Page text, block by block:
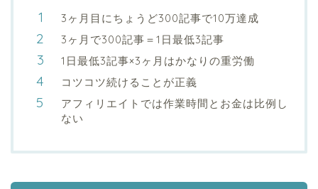
3ヶ月目にちょうど300記事で10万達成
3ヶ月で300記事＝1日最低3記事
1日最低3記事×3ヶ月はかなりの重労働
コツコツ続けることが正義
アフィリエイトでは作業時間とお金は比例し
ない